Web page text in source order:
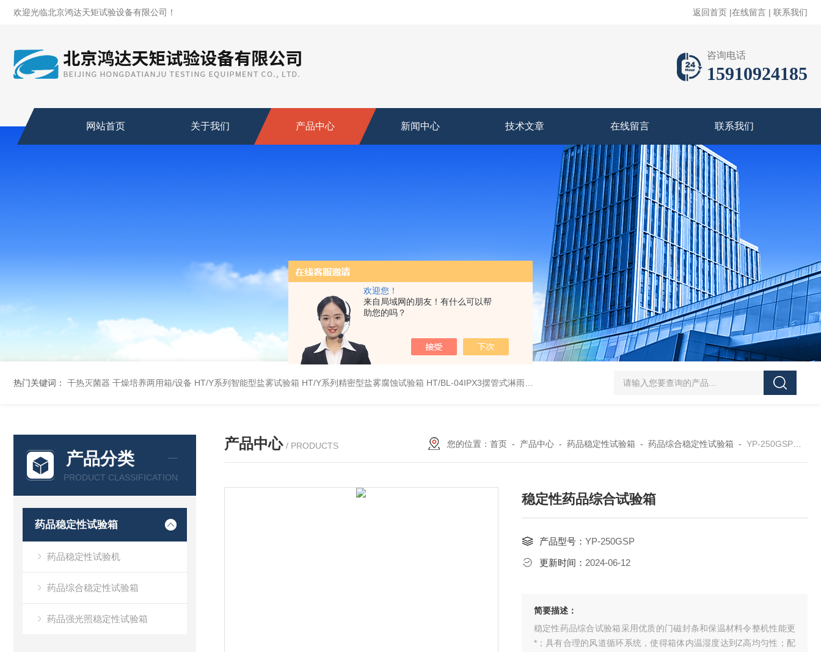
欢迎您！
来自局域网的朋友！有什么可以帮
助您的吗？
欢迎光临北京鸿达天矩试验设备有限公司！ 返回首页 |在线留言 | 联系我们
咨询电话
15910924185
网站首页 关于我们 产品中心 新闻中心 技术文章 在线留言 联系我们
热门关键词： 干热灭菌器 干燥培养两用箱/设备 HT/Y系列智能型盐雾试验箱 HT/Y系列精密型盐雾腐蚀试验箱 HT/BL-04IPX3摆管式淋雨试验机 HT/SC-800砂尘试验机厂家 HT/GDSJ-80天津小型高低温交变湿热试验
产品分类
PRODUCT CLASSIFICATION
药品稳定性试验箱
药品稳定性试验机
药品综合稳定性试验箱
药品强光照稳定性试验箱
产品中心 / PRODUCTS 您的位置： 首页- 产品中心- 药品稳定性试验箱 - 药品综合稳定性试验箱 - YP-250GSP稳定性药品综合试验箱
稳定性药品综合试验箱
产品型号： YP-250GSP
更新时间： 2024-06-12
简要描述：
稳定性药品综合试验箱采用优质的门磁封条和保温材料令整机性能更
*；具有合理的风道循环系统，使得箱体内温湿度达到Z高均匀性；配